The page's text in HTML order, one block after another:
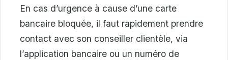
En cas d’urgence à cause d’une carte
bancaire bloquée, il faut rapidement prendre
contact avec son conseiller clientèle, via
l’application bancaire ou un numéro de